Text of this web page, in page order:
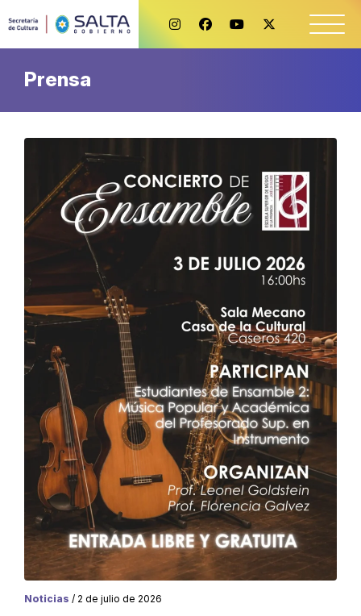
Prensa
Noticias / 2 de julio de 2026